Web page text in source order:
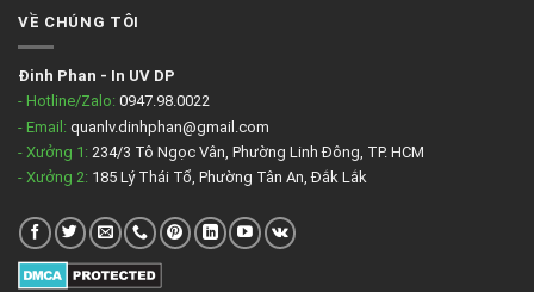
VỀ CHÚNG TÔI
Đinh Phan - In UV DP
- Hotline/Zalo: 0947.98.0022
- Email: quanlv.dinhphan@gmail.com
- Xưởng 1: 234/3 Tô Ngọc Vân, Phường Linh Đông, TP. HCM
- Xưởng 2: 185 Lý Thái Tổ, Phường Tân An, Đắk Lắk